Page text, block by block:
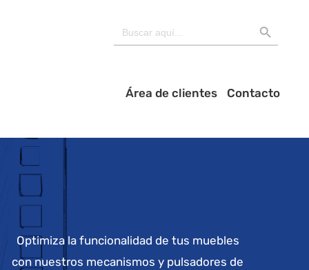
Área de clientes Contacto
Optimiza la funcionalidad de tus muebles
con nuestros mecanismos y pulsadores de